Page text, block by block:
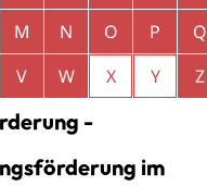
M N O P Q
V W X Y Z
-
im